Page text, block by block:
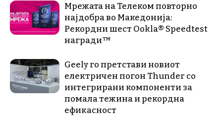
Мрежата на Телеком повторно
најдобра во Македонија:
Рекордни шест Ookla® Speedtest
награди™
Geely го претстави новиот
електричен погон Thunder со
интегрирани компоненти за
помала тежина и рекордна
ефикасност